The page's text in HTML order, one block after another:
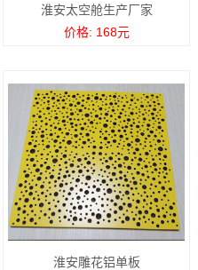
淮安太空舱生产厂家
价格: 168元
淮安雕花铝单板